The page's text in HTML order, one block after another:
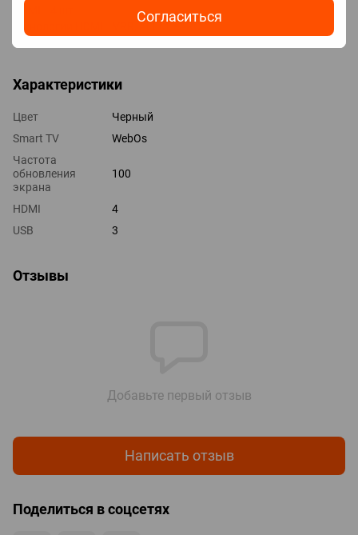
Согласиться
Технологии HDMI VRR, ALLM, eARC
Выходы оптический
Характеристики
Цвет
Черный
Smart TV
WebOs
Частота
обновления
экрана
100
HDMI
4
USB
3
Отзывы
Добавьте первый отзыв
Написать отзыв
Поделиться в соцсетях